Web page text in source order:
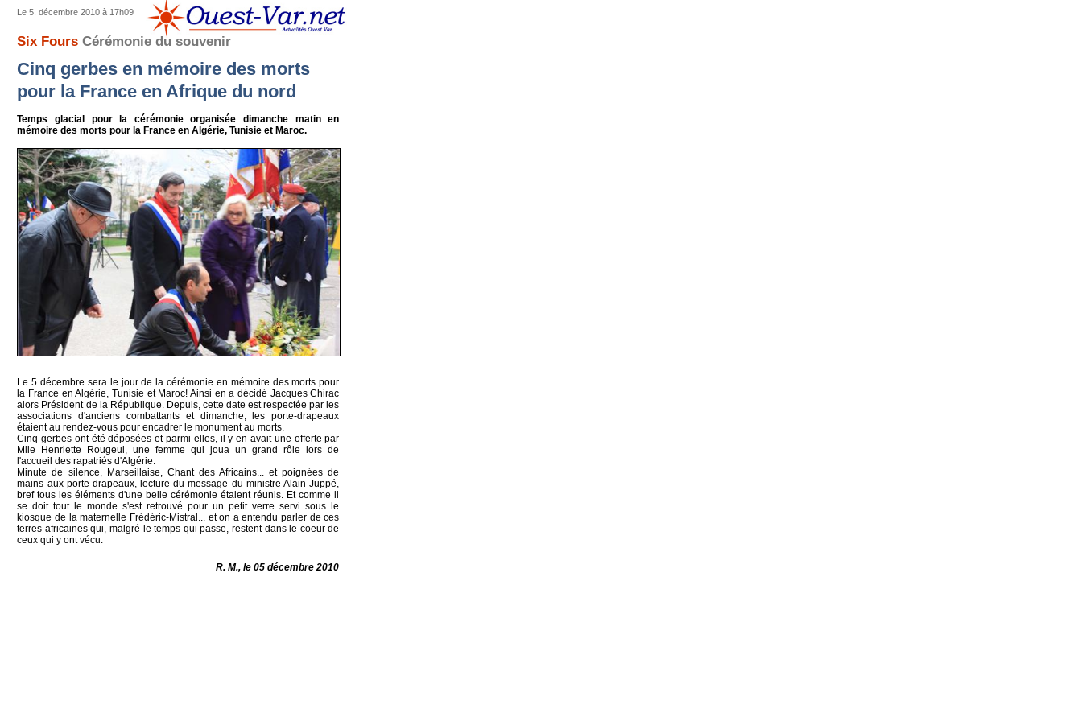
Le 5. décembre 2010 à 17h09
Six FoursCérémonie du souvenir
Cinq gerbes en mémoire des morts
pour la France en Afrique du nord
Temps glacial pour la cérémonie organisée dimanche matin en
mémoire des morts pour la France en Algérie, Tunisie et Maroc.
Le 5 décembre sera le jour de la cérémonie en mémoire des morts pour
la France en Algérie, Tunisie et Maroc! Ainsi en a décidé Jacques Chirac
alors Président de la République. Depuis, cette date est respectée par les
associations d'anciens combattants et dimanche, les porte-drapeaux
étaient au rendez-vous pour encadrer le monument au morts.
Cinq gerbes ont été déposées et parmi elles, il y en avait une offerte par
Mlle Henriette Rougeul, une femme qui joua un grand rôle lors de
l'accueil des rapatriés d'Algérie.
Minute de silence, Marseillaise, Chant des Africains... et poignées de
mains aux porte-drapeaux, lecture du message du ministre Alain Juppé,
bref tous les éléments d'une belle cérémonie étaient réunis. Et comme il
se doit tout le monde s'est retrouvé pour un petit verre servi sous le
kiosque de la maternelle Frédéric-Mistral... et on a entendu parler de ces
terres africaines qui, malgré le temps qui passe, restent dans le coeur de
ceux qui y ont vécu.
R. M., le 05 décembre 2010